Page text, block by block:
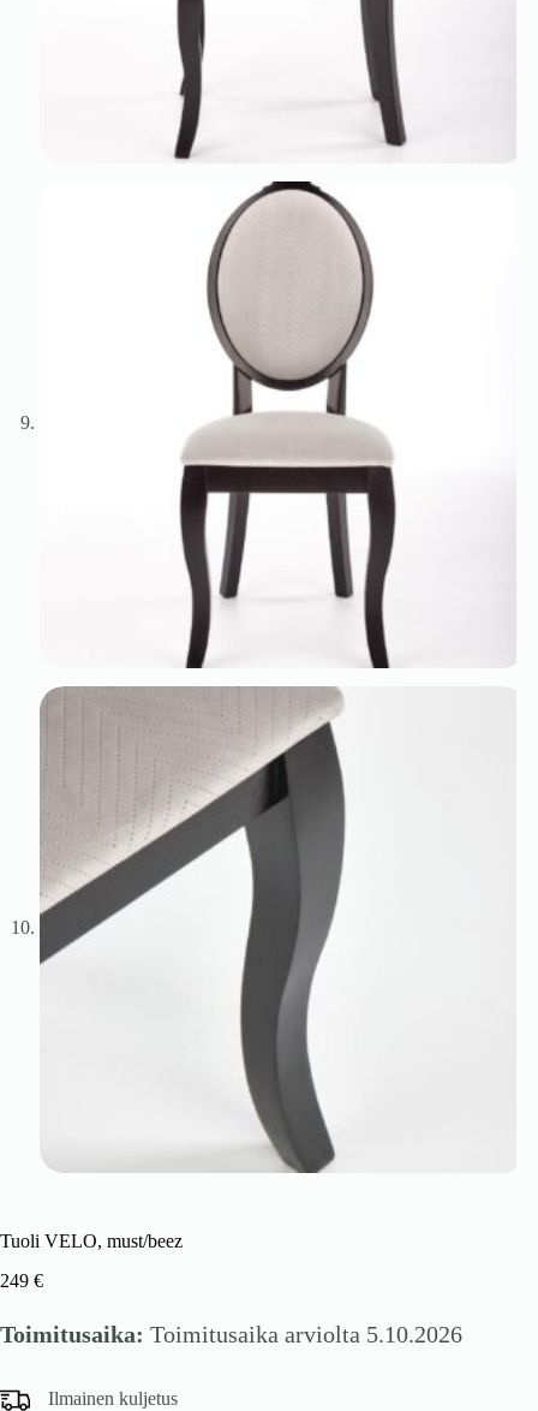
Tuoli VELO, must/beez
249 €
Toimitusaika: Toimitusaika arviolta 5.10.2026
Ilmainen kuljetus